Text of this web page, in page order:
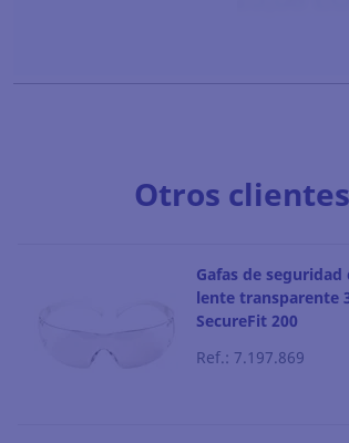
Otros
Gafas de seguridad
lente transparente
SecureFit 200
Ref.: 7.197.869